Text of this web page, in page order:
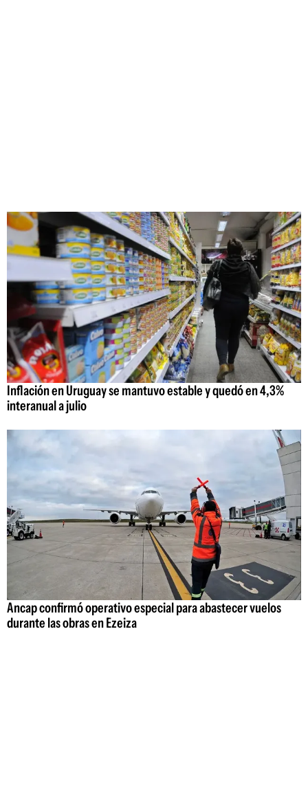
Inflación en Uruguay se mantuvo estable y quedó en 4,3%
interanual a julio
Ancap confirmó operativo especial para abastecer vuelos
durante las obras en Ezeiza